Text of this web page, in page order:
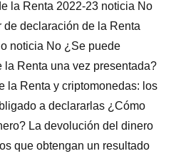
la Renta 2022-23 noticia No
declaración de la Renta
noticia No ¿Se puede
Renta una vez presentada?
la Renta y criptomonedas: los
a declararlas ¿Cómo
La devolución del dinero
que obtengan un resultado